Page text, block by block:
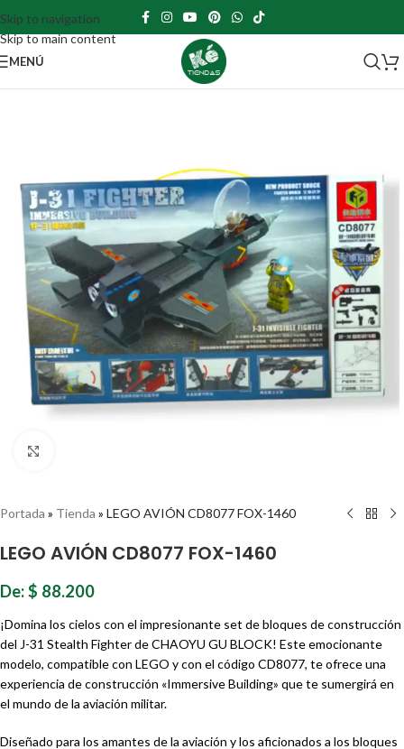
Skip to navigation
Skip to main content
MENÚ
Portada » Tienda » LEGO AVIÓN CD8077 FOX-1460
LEGO AVIÓN CD8077 FOX-1460
De:$ 88.200
¡Domina los cielos con el impresionante set de bloques de construcción
del J-31 Stealth Fighter de CHAOYU GU BLOCK! Este emocionante
modelo, compatible con LEGO y con el código CD8077, te ofrece una
experiencia de construcción «Immersive Building» que te sumergirá en
el mundo de la aviación militar.
Diseñado para los amantes de la aviación y los aficionados a los bloques